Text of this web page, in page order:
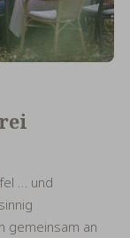
… und
gemeinsam an